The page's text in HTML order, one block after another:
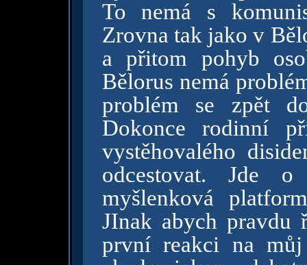
To nemá s
Zrovna tak jako v
a přitom pohyb
Bělorus nemá
problém se zpět
Dokonce rodinní
vystěhovalého
odcestovat. Jde
myšlenková
JInak abych pravdu
první reakci na